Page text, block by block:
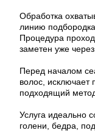
Обработка
линию
Процедура
заметен уже
Перед началом
волос, исключает
подходящий
Услуга идеально
голени, бедра,